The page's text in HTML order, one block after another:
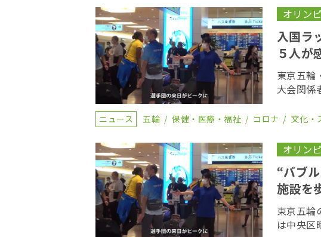
オリン
入国ラ
５人が
東京五輪
大会関係
ら入国し
[…]
ニュース 五輪 保健・医療・福祉 コロナ 文化・
オリン
“バブ
施設を
東京五輪
は中央区